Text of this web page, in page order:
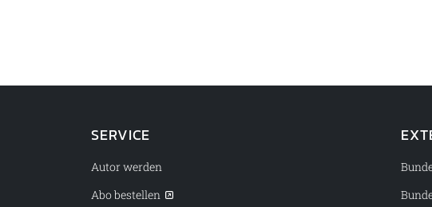
SERVICE
Autor werden
Abo bestellen